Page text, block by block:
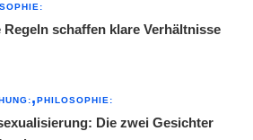
Regeln schaffen klare Verhältnisse
PHILOSOPHIE:
Die zwei Gesichter